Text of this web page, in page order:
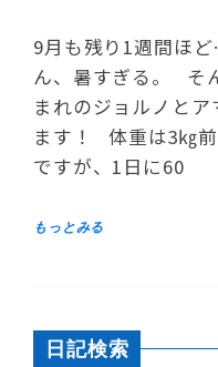
9月も残り1週間ほ
ん、暑すぎる。 そ
まれのジョルノと
ます！ 体重は3㎏
ですが、1日に60
日記検索